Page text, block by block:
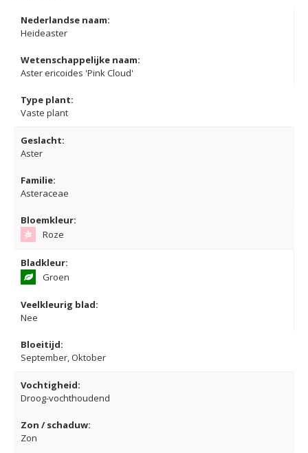
Nederlandse naam:
Heideaster
Wetenschappelijke naam:
Aster ericoides 'Pink Cloud'
Type plant:
Vaste plant
Geslacht:
Aster
Familie:
Asteraceae
Bloemkleur:
Roze
Bladkleur:
Groen
Veelkleurig blad:
Nee
Bloeitijd:
September, Oktober
Vochtigheid:
Droog-vochthoudend
Zon / schaduw:
Zon